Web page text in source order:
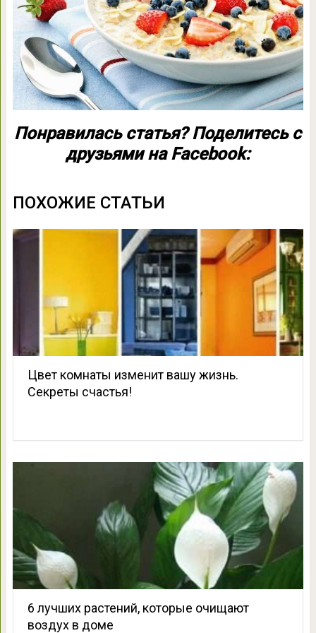
Понравилась статья? Поделитесь с
друзьями на Facebook:
ПОХОЖИЕ СТАТЬИ
Цвет комнаты изменит вашу жизнь.
Секреты счастья!
6 лучших растений, которые очищают
воздух в доме